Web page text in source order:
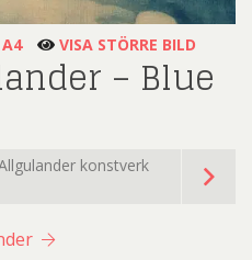
VISA STÖRRE BILD
– Blue
konstverk